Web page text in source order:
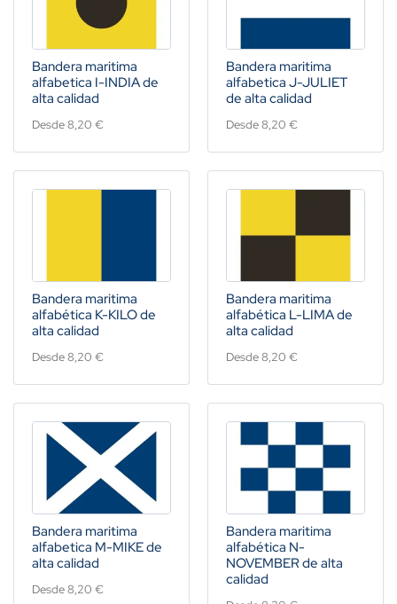
Bandera maritima
alfabetica I-INDIA de
alta calidad
Desde 8,20 €
Bandera maritima
alfabetica J-JULIET
de alta calidad
Desde 8,20 €
Bandera maritima
alfabética K-KILO de
alta calidad
Desde 8,20 €
Bandera maritima
alfabética L-LIMA de
alta calidad
Desde 8,20 €
Bandera maritima
alfabetica M-MIKE de
alta calidad
Desde 8,20 €
Bandera maritima
alfabética N-
NOVEMBER de alta
calidad